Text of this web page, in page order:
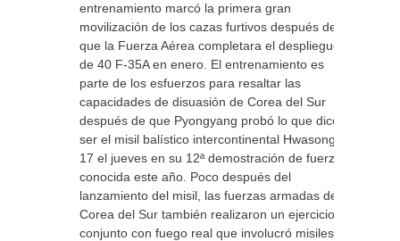
entrenamiento marcó la primera gran
movilización de los cazas furtivos después de
que la Fuerza Aérea completara el despliegue
de 40 F-35A en enero. El entrenamiento es
parte de los esfuerzos para resaltar las
capacidades de disuasión de Corea del Sur
después de que Pyongyang probó lo que dice
ser el misil balístico intercontinental Hwasong-
17 el jueves en su 12ª demostración de fuerza
conocida este año. Poco después del
lanzamiento del misil, las fuerzas armadas de
Corea del Sur también realizaron un ejercicio
conjunto con fuego real que involucró misiles